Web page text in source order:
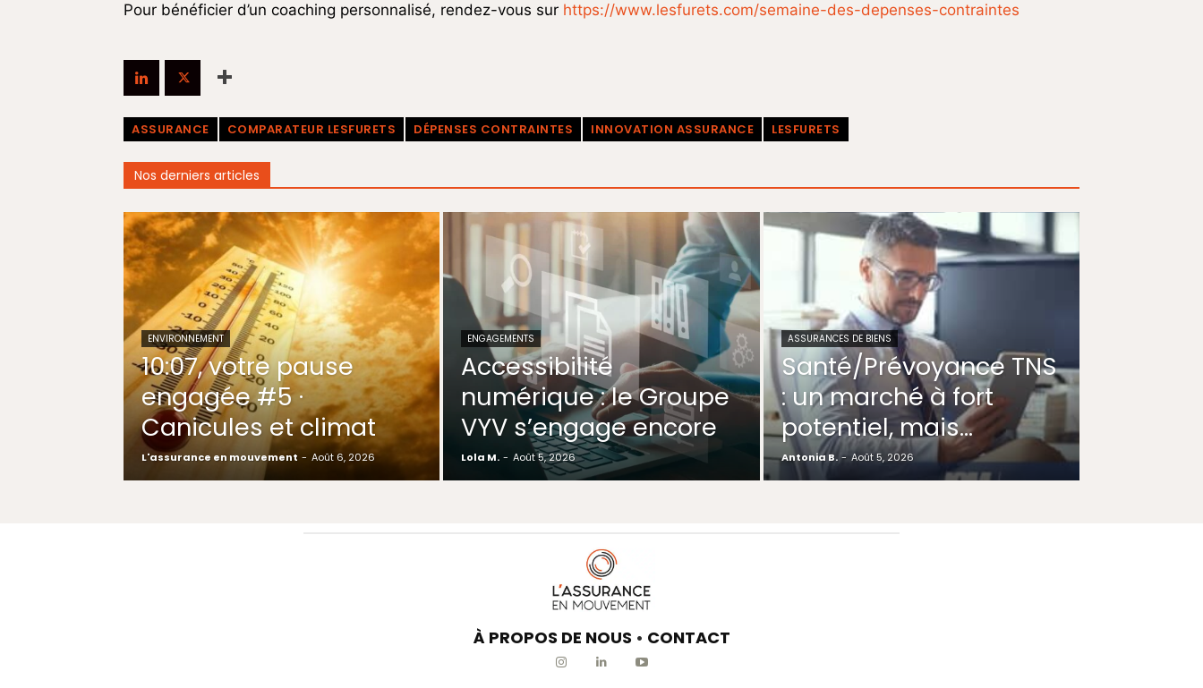
Pour bénéficier d’un coaching personnalisé, rendez-vous sur https://www.lesfurets.com/semaine-des-depenses-contraintes
ASSURANCE COMPARATEUR LESFURETS DÉPENSES CONTRAINTES INNOVATION ASSURANCE LESFURETS
Nos derniers articles
ENVIRONNEMENT
10:07, votre pause
engagée #5 ·
Canicules et climat
L'assurance en mouvement - Août 6, 2026
ENGAGEMENTS
Accessibilité
numérique : le Groupe
VYV s’engage encore
Lola M. - Août 5, 2026
ASSURANCES DE BIENS
Santé/Prévoyance TNS
: un marché à fort
potentiel, mais…
Antonia B. - Août 5, 2026
À PROPOS DE NOUS • CONTACT